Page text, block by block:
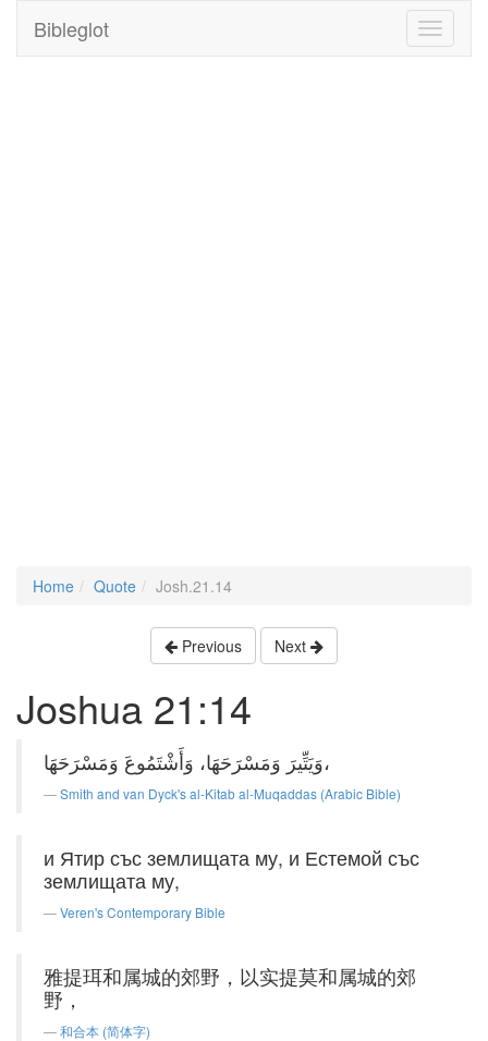
Toggle
Bibleglot
Home Quote Josh.21.14
Previous Next
Joshua 21:14
وَيَتِّيرَ وَمَسْرَحَهَا، وَأَشْتَمُوعَ وَمَسْرَحَهَا،
Smith and van Dyck's al-Kitab al-Muqaddas (Arabic Bible)
и Ятир със землищата му, и Естемой със
землищата му,
Veren's Contemporary Bible
雅提珥和属城的郊野，以实提莫和属城的郊
野，
和合本 (简体字)